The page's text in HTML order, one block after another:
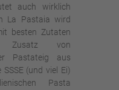
auch wirklich
La Pastaia wird
besten Zutaten
von
Pastateig aus
(und viel Ei)
Pasta